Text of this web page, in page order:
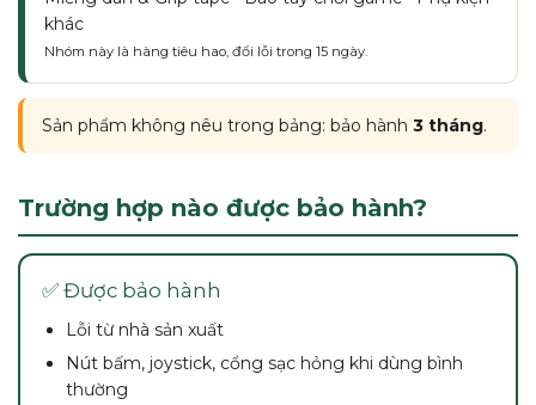
khác
Nhóm này là hàng tiêu hao, đổi lỗi trong 15 ngày.
Sản phẩm không nêu trong bảng: bảo hành 3 tháng.
Trường hợp nào được bảo hành?
✅ Được bảo hành
Lỗi từ nhà sản xuất
Nút bấm, joystick, cổng sạc hỏng khi dùng bình
thường